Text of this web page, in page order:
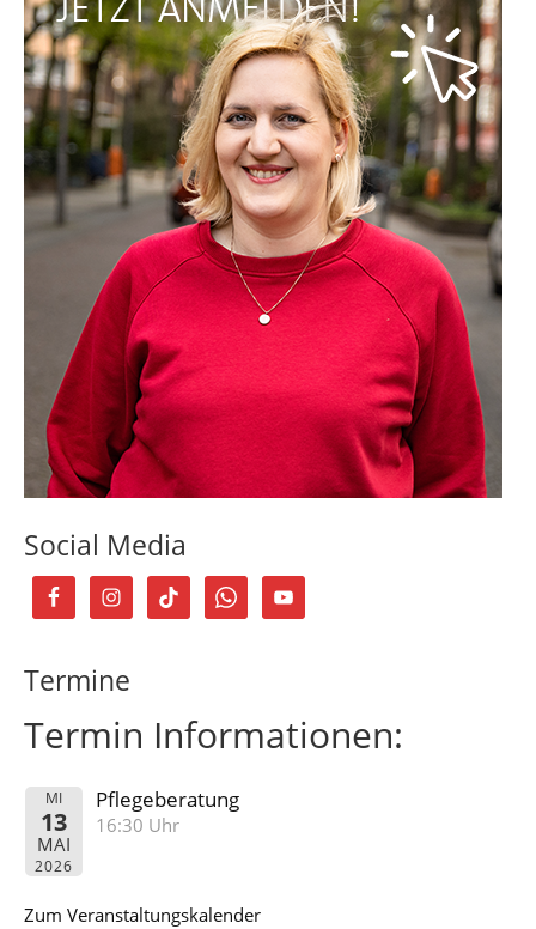
Social Media
Termine
Termin Informationen:
MI
13
MAI
2026
Pflegeberatung
16:30 Uhr
Zum Veranstaltungskalender